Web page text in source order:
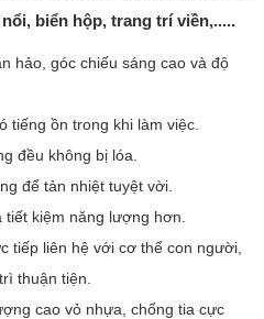
biển hộp, trang trí viền,.....
hảo, góc chiếu sáng cao và độ
tiếng ồn trong khi làm việc.
đều không bị lóa.
để tản nhiệt tuyệt vời.
kiệm năng lượng hơn.
tiếp liên hệ với cơ thể con người,
thuận tiện.
cao vỏ nhựa, chống tia cực